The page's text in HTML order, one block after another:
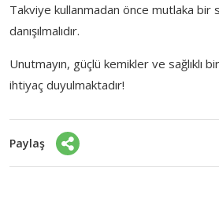
Takviye kullanmadan önce mutlaka bir
danışılmalıdır.
Unutmayın, güçlü kemikler ve sağlıklı
ihtiyaç duyulmaktadır!
Paylaş